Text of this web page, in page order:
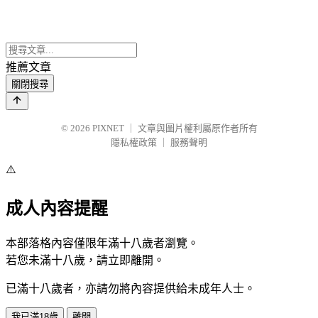
推薦文章
關閉搜尋
© 2026 PIXNET
文章與圖片權利屬原作者所有
隱私權政策
服務聲明
⚠️
成人內容提醒
本部落格內容僅限年滿十八歲者瀏覽。
若您未滿十八歲，請立即離開。
已滿十八歲者，亦請勿將內容提供給未成年人士。